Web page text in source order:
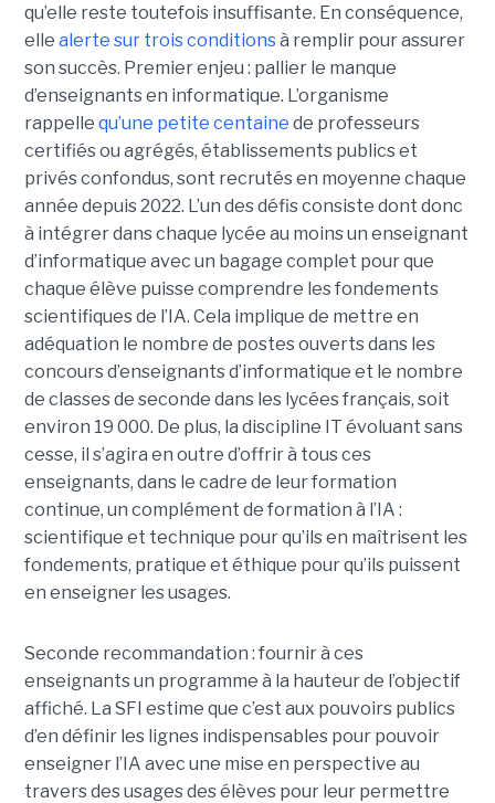
qu’elle reste toutefois insuffisante. En conséquence,
elle alerte sur trois conditionsà remplir pour assurer
son succès. Premier enjeu : pallier le manque
d’enseignants en informatique. L’organisme
rappelle qu’une petite centaine de professeurs
certifiés ou agrégés, établissements publics et
privés confondus, sont recrutés en moyenne chaque
année depuis 2022. L’un des défis consiste dont donc
à intégrer dans chaque lycée au moins un enseignant
d’informatique avec un bagage complet pour que
chaque élève puisse comprendre les fondements
scientifiques de l’IA. Cela implique de mettre en
adéquation le nombre de postes ouverts dans les
concours d’enseignants d’informatique et le nombre
de classes de seconde dans les lycées français, soit
environ 19 000. De plus, la discipline IT évoluant sans
cesse, il s’agira en outre d’offrir à tous ces
enseignants, dans le cadre de leur formation
continue, un complément de formation à l’IA :
scientifique et technique pour qu’ils en maîtrisent les
fondements, pratique et éthique pour qu’ils puissent
en enseigner les usages.
Seconde recommandation : fournir à ces
enseignants un programme à la hauteur de l’objectif
affiché. La SFI estime que c’est aux pouvoirs publics
d’en définir les lignes indispensables pour pouvoir
enseigner l’IA avec une mise en perspective au
travers des usages des élèves pour leur permettre